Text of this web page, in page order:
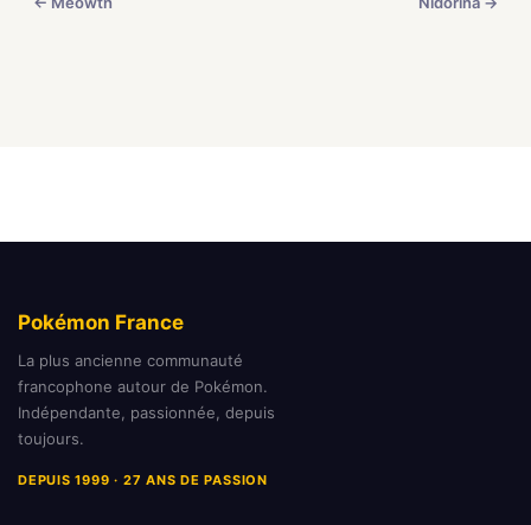
Pokémon France
La plus ancienne communauté
francophone autour de Pokémon.
Indépendante, passionnée, depuis
toujours.
DEPUIS 1999 · 27 ANS DE PASSION